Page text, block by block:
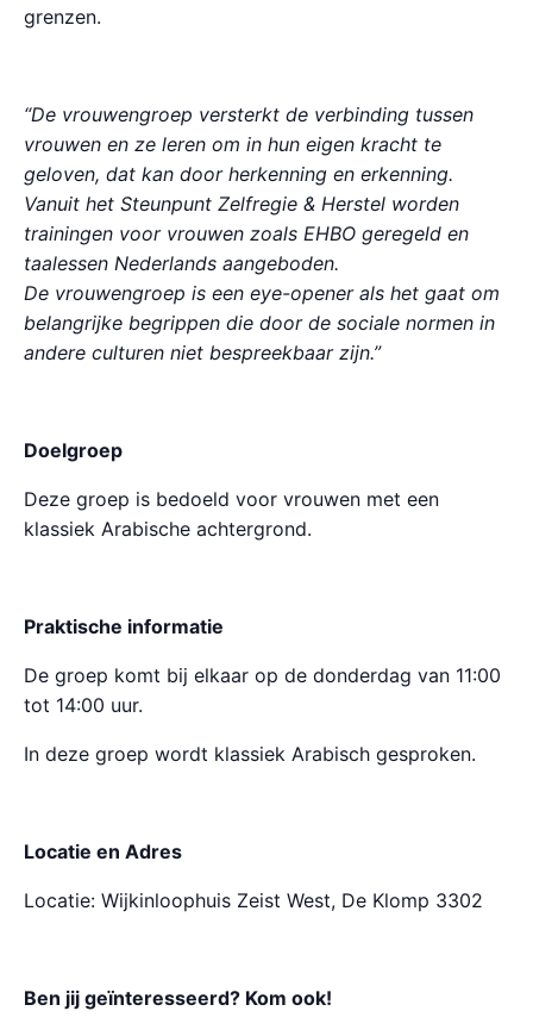
grenzen.
“De vrouwengroep versterkt de verbinding tussen
vrouwen en ze leren om in hun eigen kracht te
geloven, dat kan door herkenning en erkenning.
Vanuit het Steunpunt Zelfregie & Herstel worden
trainingen voor vrouwen zoals EHBO geregeld en
taalessen Nederlands aangeboden.
De vrouwengroep is een eye-opener als het gaat om
belangrijke begrippen die door de sociale normen in
andere culturen niet bespreekbaar zijn.”
Doelgroep
Deze groep is bedoeld voor vrouwen met een
klassiek Arabische achtergrond.
Praktische informatie
De groep komt bij elkaar op de donderdag van 11:00
tot 14:00 uur.
In deze groep wordt klassiek Arabisch gesproken.
Locatie en Adres
Locatie: Wijkinloophuis Zeist West, De Klomp 3302
Ben jij geïnteresseerd? Kom ook!